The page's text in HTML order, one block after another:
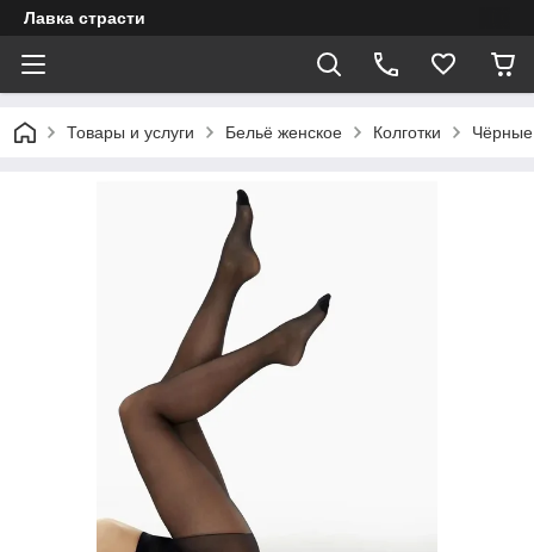
Лавка страсти
Товары и услуги Бельё женское Колготки Чёрные